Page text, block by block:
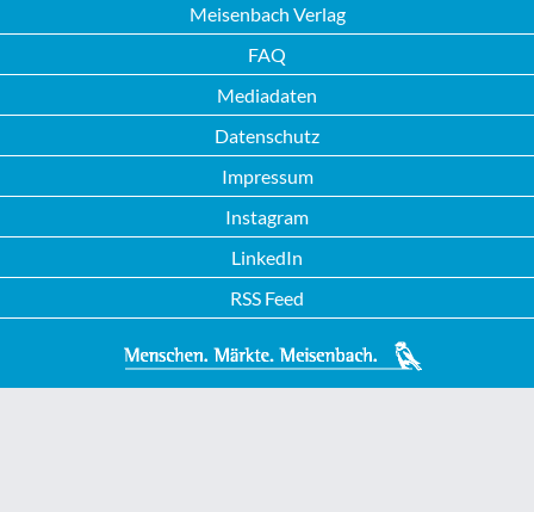
Meisenbach Verlag
FAQ
Mediadaten
Datenschutz
Impressum
Instagram
LinkedIn
RSS Feed